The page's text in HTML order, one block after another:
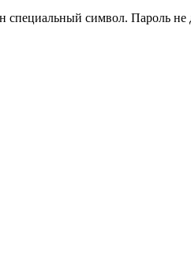
специальный символ. Пароль